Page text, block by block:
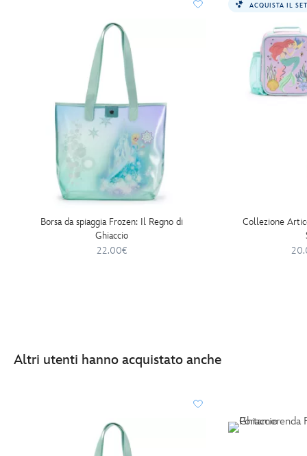
Borsa da spiaggia Frozen: Il Regno di
Ghiaccio
22.00€
ACQUISTA IL
Collezione
Altri utenti hanno acquistato anche